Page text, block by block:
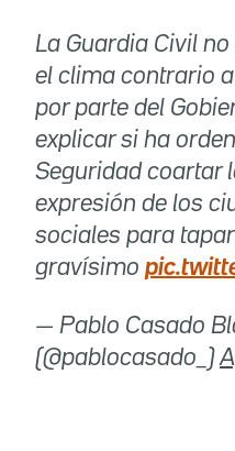
La Guardia Civil
el clima contrario
por parte del
explicar si ha
Seguridad coartar
expresión de los
sociales para
gravísimo
— Pablo Casado
(@pablocasado_)